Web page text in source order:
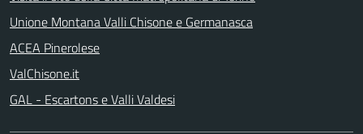
Unione Montana Valli Chisone e Germanasca
ACEA Pinerolese
ValChisone.it
GAL - Escartons e Valli Valdesi